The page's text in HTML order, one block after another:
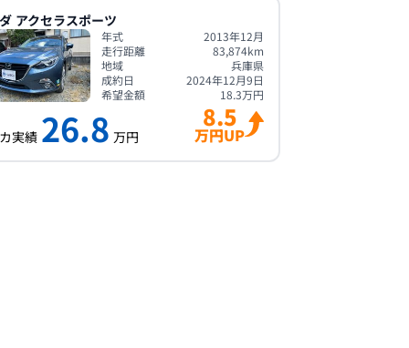
アクセラスポーツ
年式
2013年12月
走行距離
83,874km
地域
兵庫県
成約日
2024年12月9日
希望金額
18.3万円
実績 26.8 万円
8.5
万円UP